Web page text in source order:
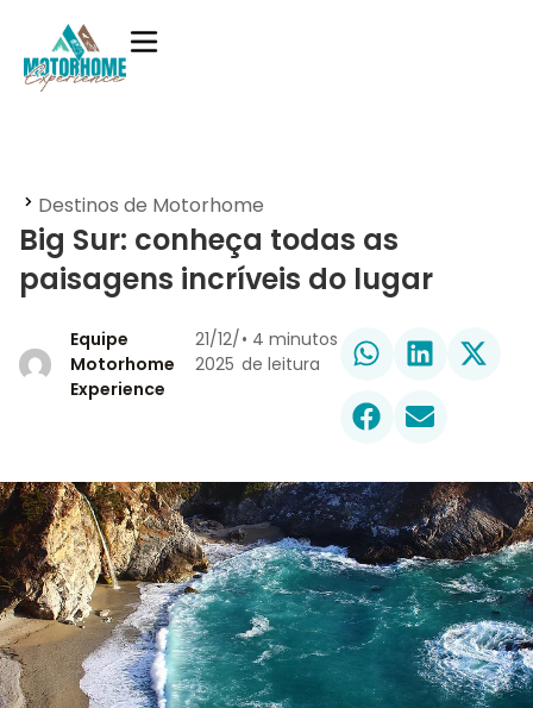
Destinos de Motorhome
Big Sur: conheça todas as
paisagens incríveis do lugar
Equipe
Motorhome
Experience
21/12/
2025
• 4 minutos
de leitura